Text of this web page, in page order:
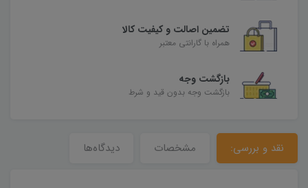
تضمین اصالت و کیفیت کالا
همراه با گارانتی معتبر
بازگشت وجه
بازگشت وجه بدون قید و شرط
نقد و بررسی: مشخصات دیدگاه‌ها